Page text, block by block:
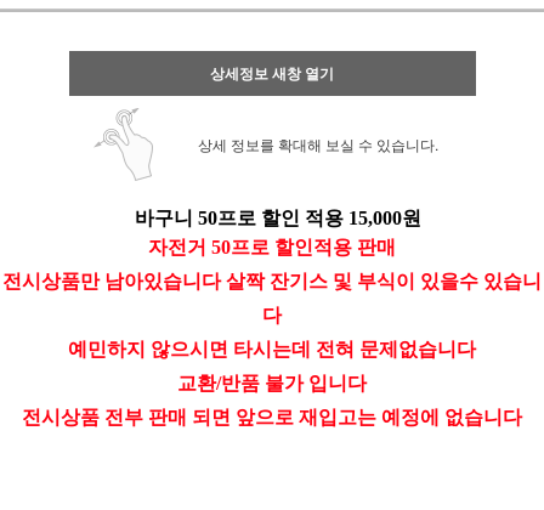
상세정보 새창 열기
상세 정보를 확대해 보실 수 있습니다.
바구니 50프로 할인 적용 15,000원
자전거 50프로 할인적용 판매
전시상품만 남아있습니다 살짝 잔기스 및 부식이 있을수 있습니
다
예민하지 않으시면 타시는데 전혀 문제없습니다
교환/반품 불가 입니다
전시상품 전부 판매 되면 앞으로 재입고는 예정에 없습니다